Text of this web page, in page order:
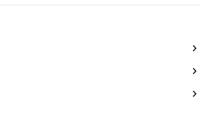
弥新，我们建议您遵循以下保养方
化妆品。如果鞋子不慎沾湿，请使用